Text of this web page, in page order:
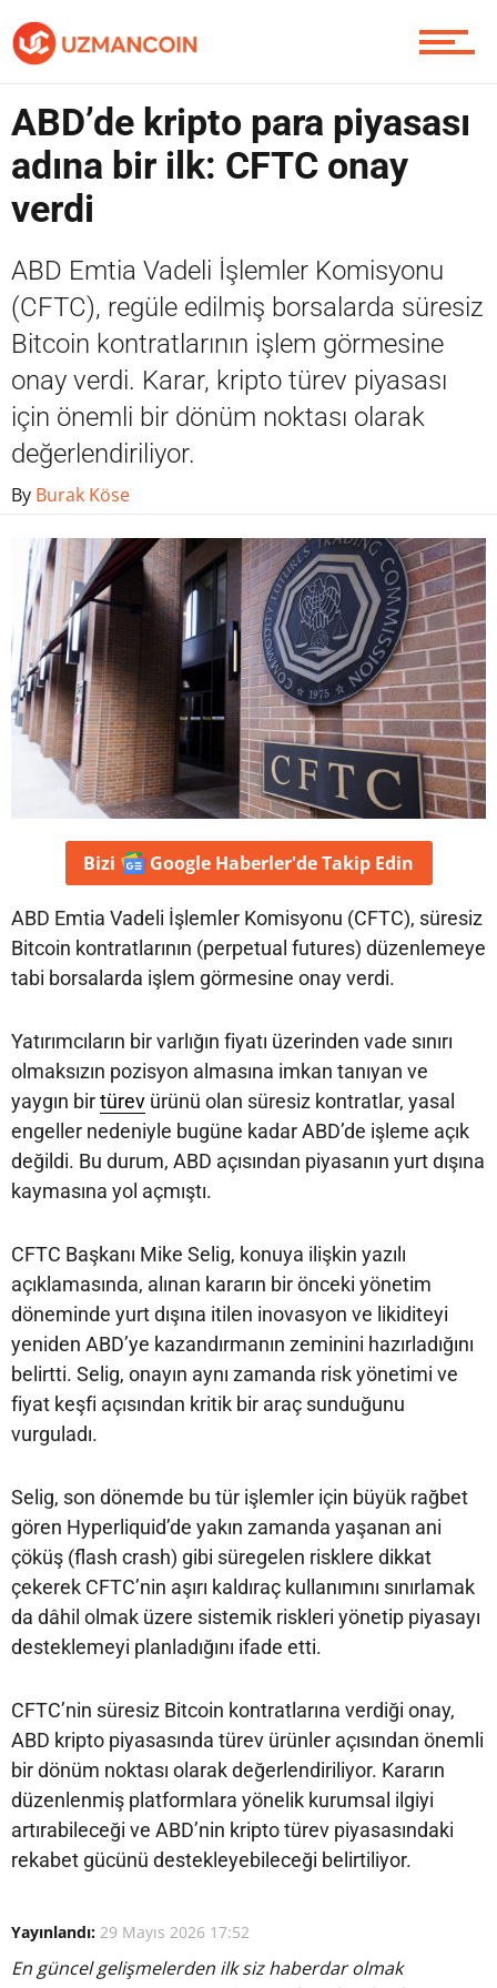
Piyasa
Contact / İletişim
ABD’de kripto para piyasası
adına bir ilk: CFTC onay
verdi
ABD Emtia Vadeli İşlemler Komisyonu
(CFTC), regüle edilmiş borsalarda süresiz
Bitcoin kontratlarının işlem görmesine
onay verdi. Karar, kripto türev piyasası
için önemli bir dönüm noktası olarak
değerlendiriliyor.
By Burak Köse
Bizi Google Haberler'deTakip Edin
ABD Emtia Vadeli İşlemler Komisyonu (CFTC), süresiz
Bitcoin kontratlarının (perpetual futures) düzenlemeye
tabi borsalarda işlem görmesine onay verdi.
Yatırımcıların bir varlığın fiyatı üzerinden vade sınırı
olmaksızın pozisyon almasına imkan tanıyan ve
yaygın birtürev ürünü olan süresiz kontratlar, yasal
engeller nedeniyle bugüne kadar ABD’de işleme açık
değildi. Bu durum, ABD açısından piyasanın yurt dışına
kaymasına yol açmıştı.
CFTC Başkanı Mike Selig, konuya ilişkin yazılı
açıklamasında, alınan kararın bir önceki yönetim
döneminde yurt dışına itilen inovasyon ve likiditeyi
yeniden ABD’ye kazandırmanın zeminini hazırladığını
belirtti. Selig, onayın aynı zamanda risk yönetimi ve
fiyat keşfi açısından kritik bir araç sunduğunu
vurguladı.
Selig, son dönemde bu tür işlemler için büyük rağbet
gören Hyperliquid’de yakın zamanda yaşanan ani
çöküş (flash crash) gibi süregelen risklere dikkat
çekerek CFTC’nin aşırı kaldıraç kullanımını sınırlamak
da dâhil olmak üzere sistemik riskleri yönetip piyasayı
desteklemeyi planladığını ifade etti.
CFTC’nin süresiz Bitcoin kontratlarına verdiği onay,
ABD kripto piyasasında türev ürünler açısından önemli
bir dönüm noktası olarak değerlendiriliyor. Kararın
düzenlenmiş platformlara yönelik kurumsal ilgiyi
artırabileceği ve ABD’nin kripto türev piyasasındaki
rekabet gücünü destekleyebileceği belirtiliyor.
Yayınlandı: 29 Mayıs 2026 17:52
En güncel gelişmelerden ilk siz haberdar olmak